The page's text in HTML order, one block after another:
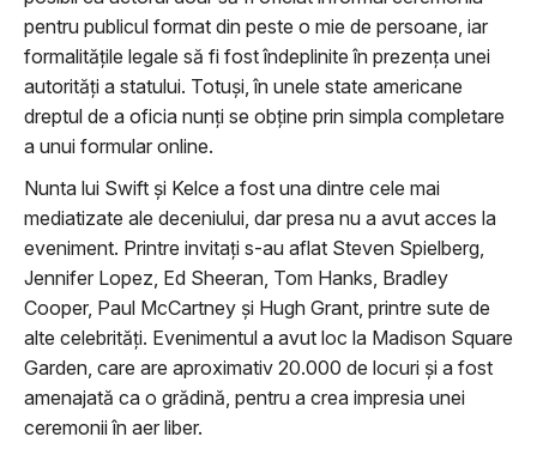
pentru publicul format din peste o mie de persoane, iar
formalităţile legale să fi fost îndeplinite în prezenţa unei
autorităţi a statului. Totuşi, în unele state americane
dreptul de a oficia nunţi se obţine prin simpla completare
a unui formular online.
Nunta lui Swift şi Kelce a fost una dintre cele mai
mediatizate ale deceniului, dar presa nu a avut acces la
eveniment. Printre invitaţi s-au aflat Steven Spielberg,
Jennifer Lopez, Ed Sheeran, Tom Hanks, Bradley
Cooper, Paul McCartney şi Hugh Grant, printre sute de
alte celebrităţi. Evenimentul a avut loc la Madison Square
Garden, care are aproximativ 20.000 de locuri şi a fost
amenajată ca o grădină, pentru a crea impresia unei
ceremonii în aer liber.